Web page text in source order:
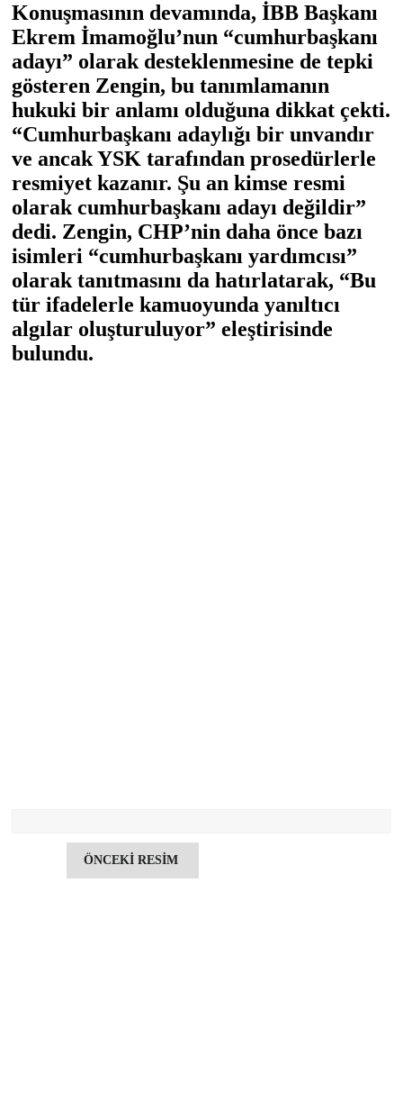
Konuşmasının devamında, İBB Başkanı
Ekrem İmamoğlu’nun “cumhurbaşkanı
adayı” olarak desteklenmesine de tepki
gösteren Zengin, bu tanımlamanın
hukuki bir anlamı olduğuna dikkat çekti.
“Cumhurbaşkanı adaylığı bir unvandır
ve ancak YSK tarafından prosedürlerle
resmiyet kazanır. Şu an kimse resmi
olarak cumhurbaşkanı adayı değildir”
dedi. Zengin, CHP’nin daha önce bazı
isimleri “cumhurbaşkanı yardımcısı”
olarak tanıtmasını da hatırlatarak, “Bu
tür ifadelerle kamuoyunda yanıltıcı
algılar oluşturuluyor” eleştirisinde
bulundu.
ÖNCEKİ RESİM